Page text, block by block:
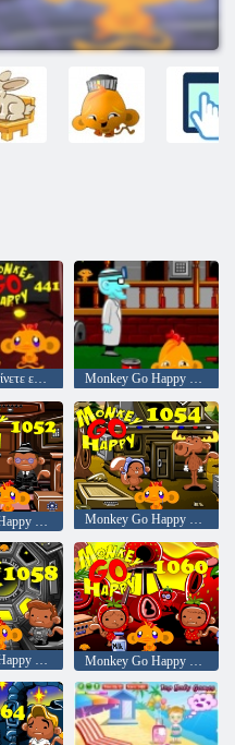
Μαϊμού πηγαίνετε ευτυχισμένη σκηνή 441 Monkey Go Happy Stage 461 Mansion of Maniacs
Monkey Go Happy Stage 1054
Monkey Go Happy Stage 1058 Monkey Go Happy Stage 1060